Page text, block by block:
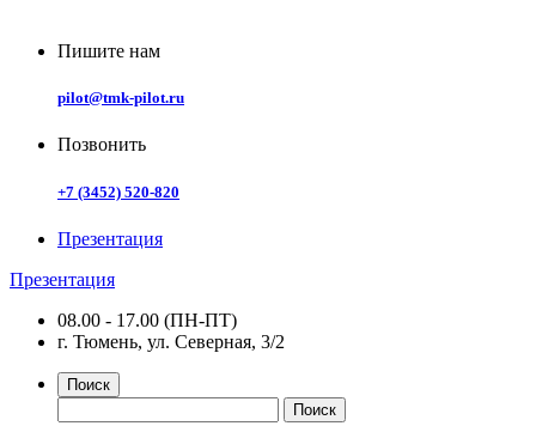
Пишите нам
pilot@tmk-pilot.ru
Позвонить
+7 (3452) 520-820
Презентация
Презентация
08.00 - 17.00 (ПН-ПТ)
г. Тюмень, ул. Северная, 3/2
Поиск